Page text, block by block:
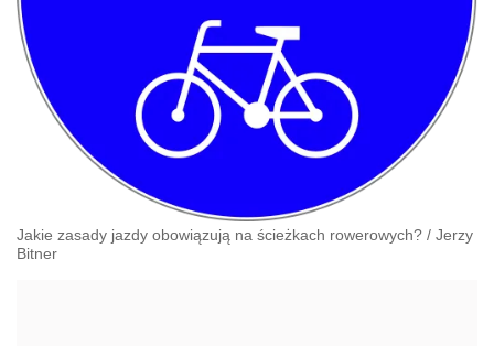
Jakie zasady jazdy obowiązują na ścieżkach rowerowych? / Jerzy
Bitner